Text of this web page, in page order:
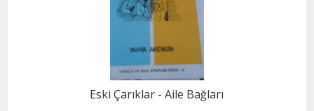
Eski Çarıklar - Aile Bağları